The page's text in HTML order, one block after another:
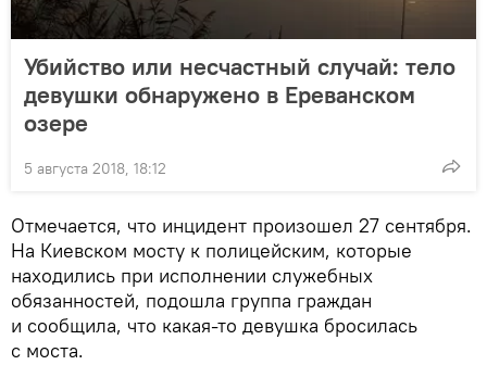
Убийство или несчастный случай: тело
девушки обнаружено в Ереванском
озере
5 августа 2018, 18:12
Отмечается, что инцидент произошел 27 сентября.
На Киевском мосту к полицейским, которые
находились при исполнении служебных
обязанностей, подошла группа граждан
и сообщила, что какая-то девушка бросилась
с моста.